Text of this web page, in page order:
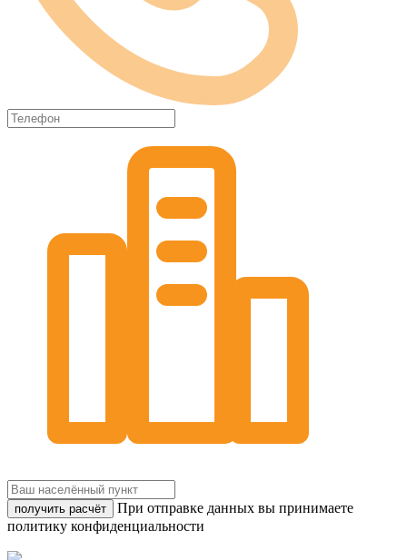
получить расчёт
При отправке данных вы принимаете
политику конфиденциальности